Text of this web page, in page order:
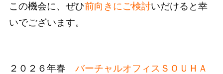
この機会に、ぜひ前向きにご検討いだけると幸
いでございます。
２０２６年春 バーチャルオフィスＳＯＵＨＡ